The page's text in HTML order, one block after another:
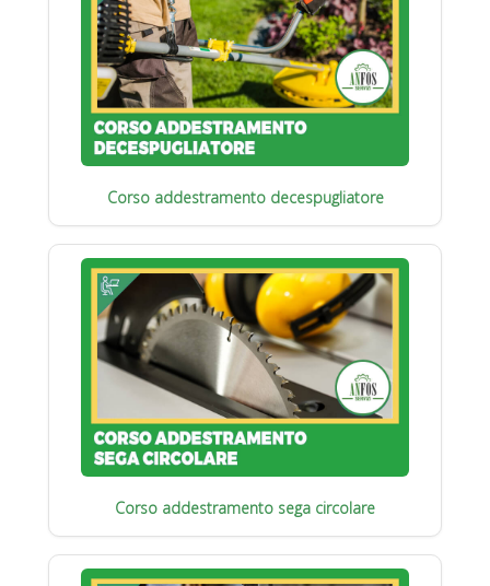
Corso addestramento decespugliatore
Corso addestramento sega circolare